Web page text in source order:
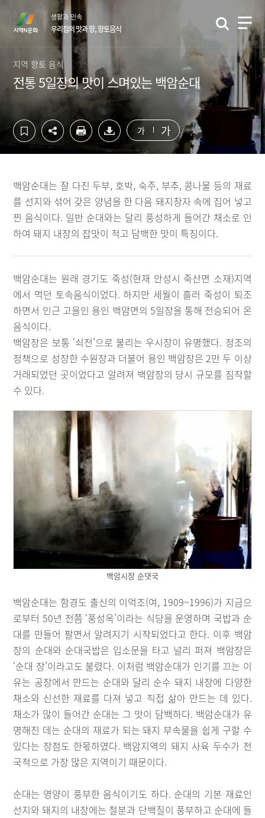
츠
영
로
영
역
가
생활과 민속
우리집의 맛과 향, 향토음식
지역 향토 음식
전통 5일장의 맛이 스며있는 백암순대
가 가
백암순대는 잘 다진 두부, 호박, 숙주, 부추, 콩나물 등의 재료
를 선지와 섞어 갖은 양념을 한 다음 돼지창자 속에 집어 넣고
찐 음식이다. 일반 순대와는 달리 풍성하게 들어간 채소로 인
하여 돼지 내장의 잡맛이 적고 담백한 맛이 특징이다.
백암순대는 원래 경기도 죽성(현재 안성시 죽산면 소재)지역
에서 먹던 토속음식이었다. 하지만 세월이 흘러 죽성이 퇴조
하면서 인근 고을인 용인 백암면의 5일장을 통해 전승되어 온
음식이다.
백암장은 보통 ‘쇠전’으로 불리는 우시장이 유명했다. 정조의
정책으로 성장한 수원장과 더불어 용인 백암장은 2만 두 이상
거래되었던 곳이었다고 알려져 백암장의 당시 규모를 짐작할
수 있다.
백암시장 순댓국
백암순대는 함경도 출신의 이억조(여, 1909~1996)가 지금으
로부터 50년 전쯤 ‘풍성옥’이라는 식당을 운영하며 국밥과 순
대를 만들어 팔면서 알려지기 시작되었다고 한다. 이후 백암
장의 순대와 순대국밥은 입소문을 타고 널리 퍼져 백암장은
‘순대 장’이라고도 불렸다. 이처럼 백암순대가 인기를 끄는 이
유는 공장에서 만드는 순대와 달리 순수 돼지 내장에 다양한
채소와 신선한 재료를 다져 넣고 직접 삶아 만드는 데 있다.
채소가 많이 들어간 순대는 그 맛이 담백하다. 백암순대가 유
명해진 데는 순대의 재료가 되는 돼지 부속물을 쉽게 구할 수
있다는 장점도 한몫하였다. 백암지역의 돼지 사육 두수가 전
국적으로 가장 많은 지역이기 때문이다.
순대는 영양이 풍부한 음식이기도 하다. 순대의 기본 재료인
선지와 돼지의 내장에는 철분과 단백질이 풍부하고 순대에 들